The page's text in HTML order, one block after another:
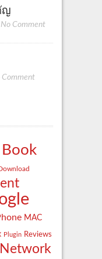
ญ
No Comment
Comment
Book
MAC
Plugin Reviews